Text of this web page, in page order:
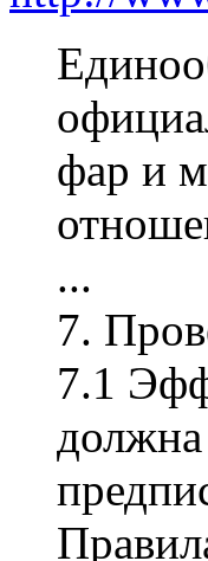
фар и
...
7.
7.1
должна